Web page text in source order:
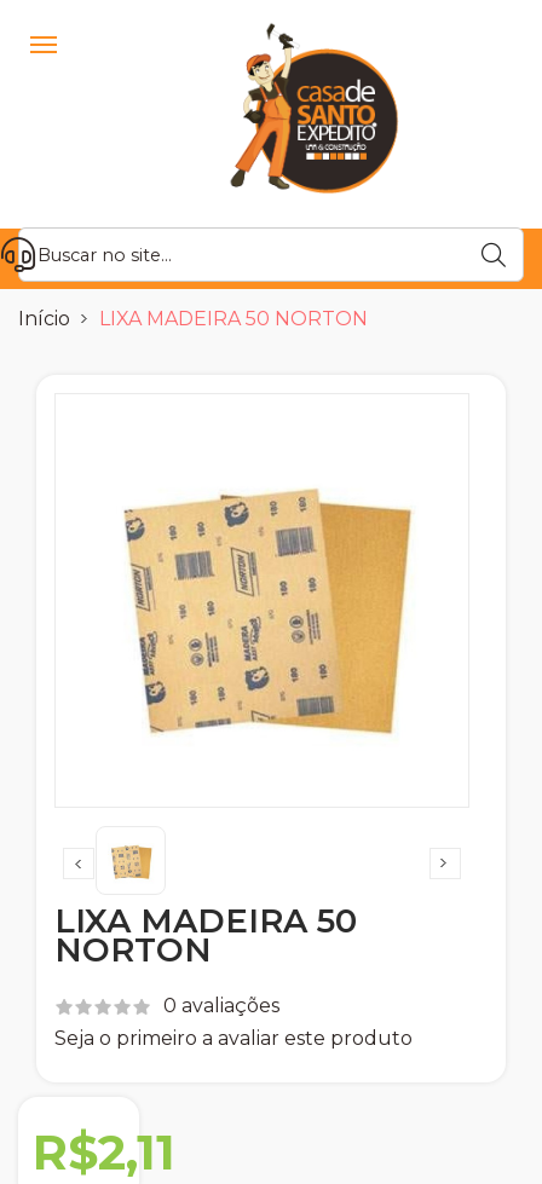
Início LIXA MADEIRA 50 NORTON
LIXA MADEIRA 50
NORTON
0 avaliações
Seja o primeiro a avaliar este produto
R$2,11